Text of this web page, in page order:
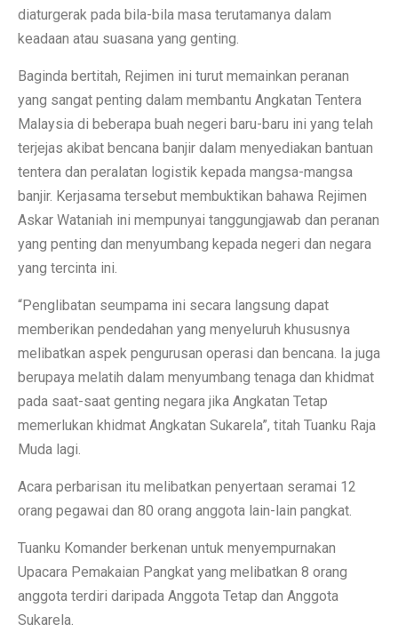
diaturgerak pada bila-bila masa terutamanya dalam
keadaan atau suasana yang genting.
Baginda bertitah, Rejimen ini turut memainkan peranan
yang sangat penting dalam membantu Angkatan Tentera
Malaysia di beberapa buah negeri baru-baru ini yang telah
terjejas akibat bencana banjir dalam menyediakan bantuan
tentera dan peralatan logistik kepada mangsa-mangsa
banjir. Kerjasama tersebut membuktikan bahawa Rejimen
Askar Wataniah ini mempunyai tanggungjawab dan peranan
yang penting dan menyumbang kepada negeri dan negara
yang tercinta ini.
“Penglibatan seumpama ini secara langsung dapat
memberikan pendedahan yang menyeluruh khususnya
melibatkan aspek pengurusan operasi dan bencana. Ia juga
berupaya melatih dalam menyumbang tenaga dan khidmat
pada saat-saat genting negara jika Angkatan Tetap
memerlukan khidmat Angkatan Sukarela”, titah Tuanku Raja
Muda lagi.
Acara perbarisan itu melibatkan penyertaan seramai 12
orang pegawai dan 80 orang anggota lain-lain pangkat.
Tuanku Komander berkenan untuk menyempurnakan
Upacara Pemakaian Pangkat yang melibatkan 8 orang
anggota terdiri daripada Anggota Tetap dan Anggota
Sukarela.